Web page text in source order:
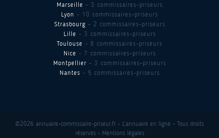
Marseille - 3 commissaires-priseurs
Lyon - 10 commissaires-priseurs
Strasbourg - 2 commissaires-priseurs
Lille - 3 commissaires-priseurs
Toulouse - 8 commissaires-priseurs
Nice - 7 commissaires-priseurs
Montpellier - 3 commissaires-priseurs
Nantes - 5 commissaires-priseurs
©2026 annuaire-commissaire-priseur.fr - L'annuaire en ligne - Tous droits
réservés - Mentions légales